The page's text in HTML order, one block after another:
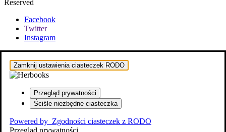
Reserved
Facebook
Twitter
Instagram
Zamknij ustawienia ciasteczek RODO
Przegląd prywatności
Ściśle niezbędne ciasteczka
Powered by Zgodności ciasteczek z RODO